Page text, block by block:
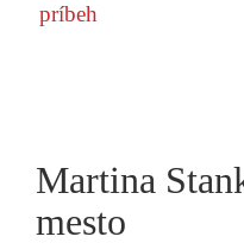
príbeh
Martina
mesto